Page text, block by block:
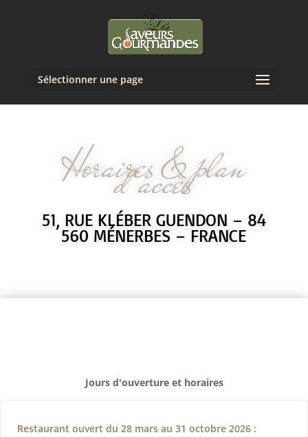
Sélectionner une page
Horaires & plan
d’accès
51, RUE KLÉBER GUENDON – 84
560 MÉNERBES – FRANCE
Jours d'ouverture et horaires
Restaurant ouvert du 28 mars au 31 octobre 2026 :